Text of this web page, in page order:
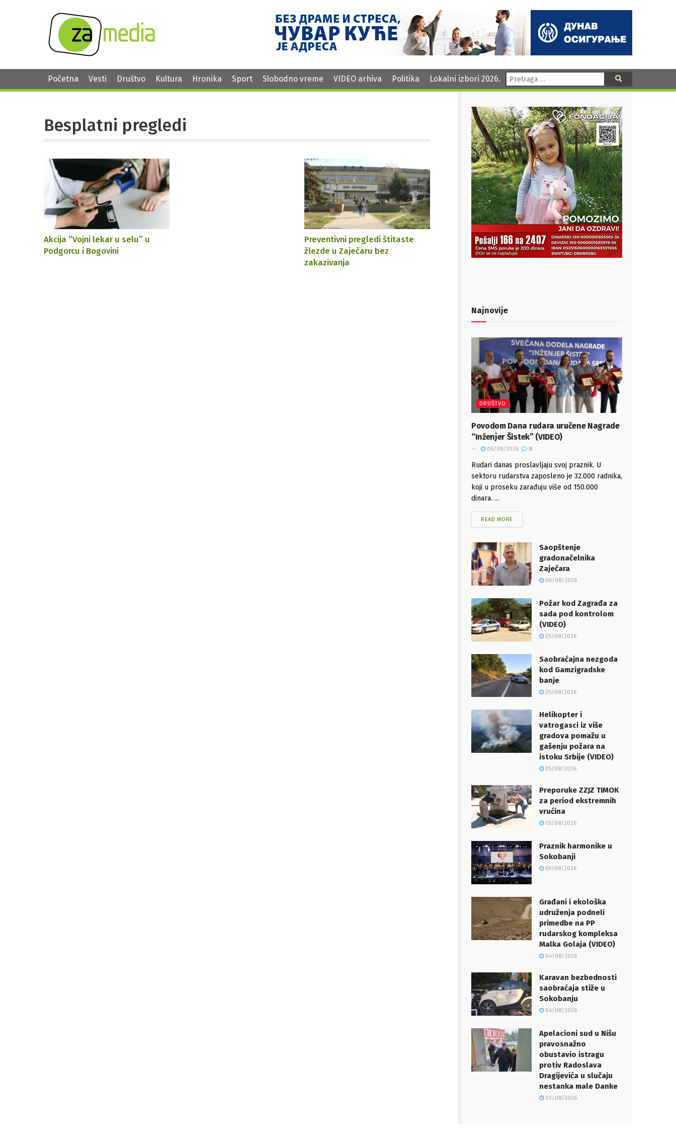
Početna Vesti Društvo Kultura Hronika Sport Slobodno vreme VIDEO arhiva Politika Lokalni izbori 2026. Pretraga:
Besplatni pregledi
Akcija “Vojni lekar u selu” u
Podgorcu i Bogovini
Preventivni pregledi štitaste
žlezde u Zaječaru bez
zakazivanja
Najnovije
DRUŠTVO
Povodom Dana rudara uručene Nagrade
“Inženjer Šistek” (VIDEO)
06/08/2026 0
Rudari danas proslavljaju svoj praznik. U
sektoru rudarstva zaposleno je 32.000 radnika,
koji u proseku zarađuju više od 150.000
dinara. ...
READ MORE
Saopštenje
gradonačelnika
Zaječara
06/08/2026
Požar kod Zagrađa za
sada pod kontrolom
(VIDEO)
05/08/2026
Saobraćajna nezgoda
kod Gamzigradske
banje
05/08/2026
Helikopter i
vatrogasci iz više
gradova pomažu u
gašenju požara na
istoku Srbije (VIDEO)
05/08/2026
Preporuke ZZJZ TIMOK
za period ekstremnih
vrućina
05/08/2026
Praznik harmonike u
Sokobanji
05/08/2026
Građani i ekološka
udruženja podneli
primedbe na PP
rudarskog kompleksa
Malka Golaja (VIDEO)
04/08/2026
Karavan bezbednosti
saobraćaja stiže u
Sokobanju
04/08/2026
Apelacioni sud u Nišu
pravosnažno
obustavio istragu
protiv Radoslava
Dragijevića u slučaju
nestanka male Danke
03/08/2026